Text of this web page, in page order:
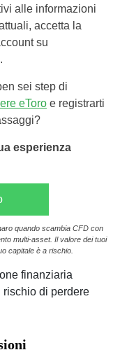
alle informazioni
accetta la
su
sei step di
eToro e registrarti
esperienza
quando scambia CFD con
multi-asset. Il valore dei tuoi
capitale è a rischio.
finanziaria
rischio di perdere